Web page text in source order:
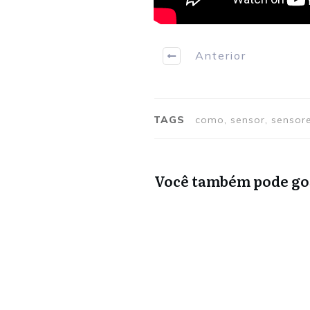
Anterior
TAGS como, sensor,
Você também pode